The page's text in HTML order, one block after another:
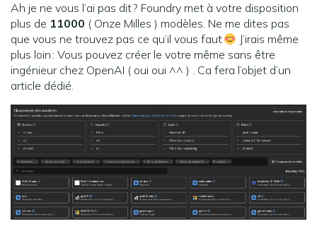
Ah je ne vous l’ai pas dit ? Foundry met à votre disposition
plus de 11000 ( Onze Milles ) modèles. Ne me dites pas
que vous ne trouvez pas ce qu’il vous faut
J’irais même
plus loin : Vous pouvez créer le votre même sans être
ingénieur chez OpenAI ( oui oui ^^ ) . Ca fera l’objet d’un
article dédié.